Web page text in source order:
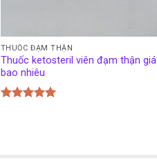
THUỐC ĐẠM THẬN
Thuốc ketosteril viên đạm thận giá
bao nhiêu